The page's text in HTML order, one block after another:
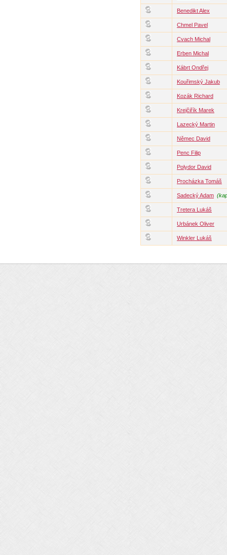
Benedikt Alex
Chmel Pavel
Cvach Michal
Erben Michal
Kábrt Ondřej
Kouřimský Jakub
Kozák Richard
Krejčiřík Marek
Lazecký Martin
Němec David
Penc Filip
Polydor David
Procházka Tomáš
Sadecký Adam
Tretera Lukáš
Urbánek Oliver
Winkler Lukáš